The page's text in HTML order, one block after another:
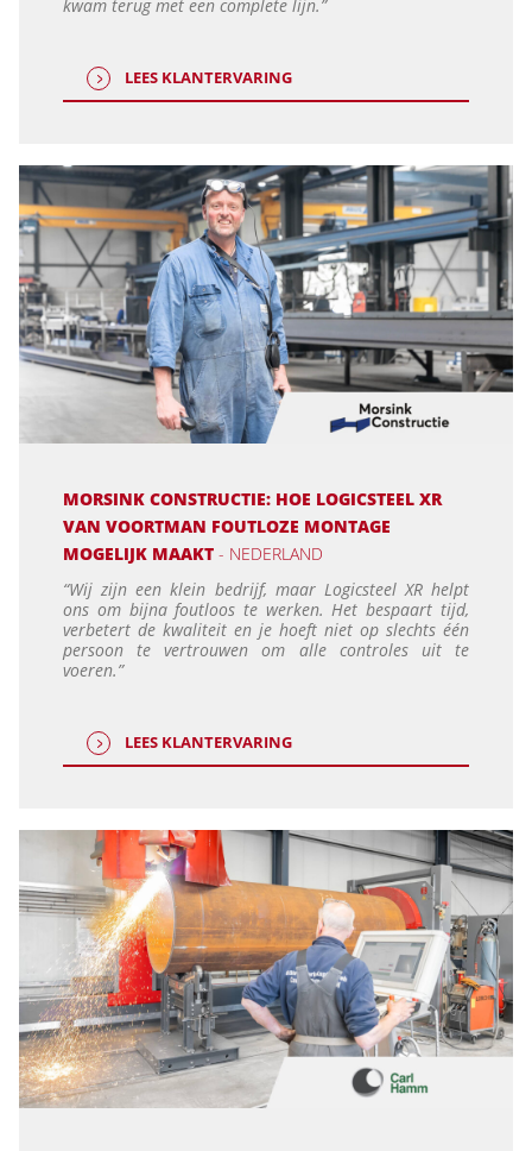
kwam terug met een complete lijn.”
LEES KLANTERVARING
MORSINK CONSTRUCTIE: HOE LOGICSTEEL XR
VAN VOORTMAN FOUTLOZE MONTAGE
MOGELIJK MAAKT- NEDERLAND
“Wij zijn een klein bedrijf, maar Logicsteel XR helpt
ons om bijna foutloos te werken. Het bespaart tijd,
verbetert de kwaliteit en je hoeft niet op slechts één
persoon te vertrouwen om alle controles uit te
voeren.”
LEES KLANTERVARING